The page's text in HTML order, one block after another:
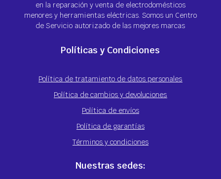
en la reparación y venta de electrodomésticos
menores y herramientas eléctricas. Somos un Centro
de Servicio autorizado de las mejores marcas
Políticas y Condiciones
Política de tratamiento de datos personales
Política de cambios y devoluciones
Política de envíos
Política de garantías
Términos y condiciones
Nuestras sedes: